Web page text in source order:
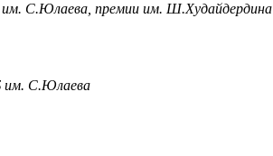
им. С.Юлаева, премии им. Ш.Худайдердина
им. С.Юлаева